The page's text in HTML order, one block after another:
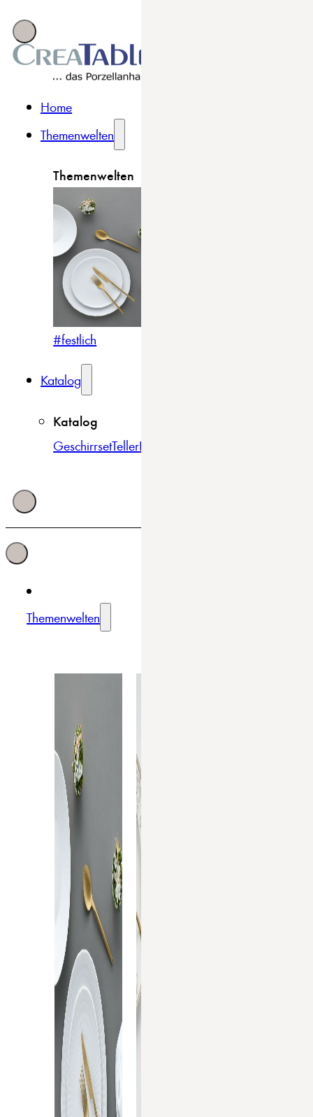
Home
Themenwelten
Themenwelten
#festlich
Katalog
Katalog
GeschirrsetTellerBowls & Schüsseln
Themenwelten